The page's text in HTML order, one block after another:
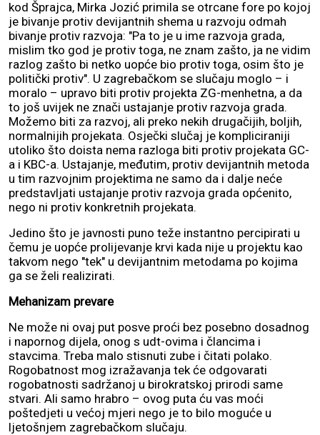
kod Šprajca, Mirka Jozić primila se otrcane fore po kojoj
je bivanje protiv devijantnih shema u razvoju odmah
bivanje protiv razvoja: "Pa to je u ime razvoja grada,
mislim tko god je protiv toga, ne znam zašto, ja ne vidim
razlog zašto bi netko uopće bio protiv toga, osim što je
politički protiv". U zagrebačkom se slučaju moglo – i
moralo – upravo biti protiv projekta ZG-menhetna, a da
to još uvijek ne znači ustajanje protiv razvoja grada.
Možemo biti za razvoj, ali preko nekih drugačijih, boljih,
normalnijih projekata. Osječki slučaj je kompliciraniji
utoliko što doista nema razloga biti protiv projekata GC-
a i KBC-a. Ustajanje, međutim, protiv devijantnih metoda
u tim razvojnim projektima ne samo da i dalje neće
predstavljati ustajanje protiv razvoja grada općenito,
nego ni protiv konkretnih projekata.
Jedino što je javnosti puno teže instantno percipirati u
čemu je uopće prolijevanje krvi kada nije u projektu kao
takvom nego "tek" u devijantnim metodama po kojima
ga se želi realizirati.
Mehanizam prevare
Ne može ni ovaj put posve proći bez posebno dosadnog
i napornog dijela, onog s udt-ovima i člancima i
stavcima. Treba malo stisnuti zube i čitati polako.
Rogobatnost mog izražavanja tek će odgovarati
rogobatnosti sadržanoj u birokratskoj prirodi same
stvari. Ali samo hrabro – ovog puta ću vas moći
poštedjeti u većoj mjeri nego je to bilo moguće u
ljetošnjem zagrebačkom slučaju.